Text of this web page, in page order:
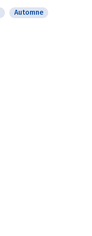
Automne